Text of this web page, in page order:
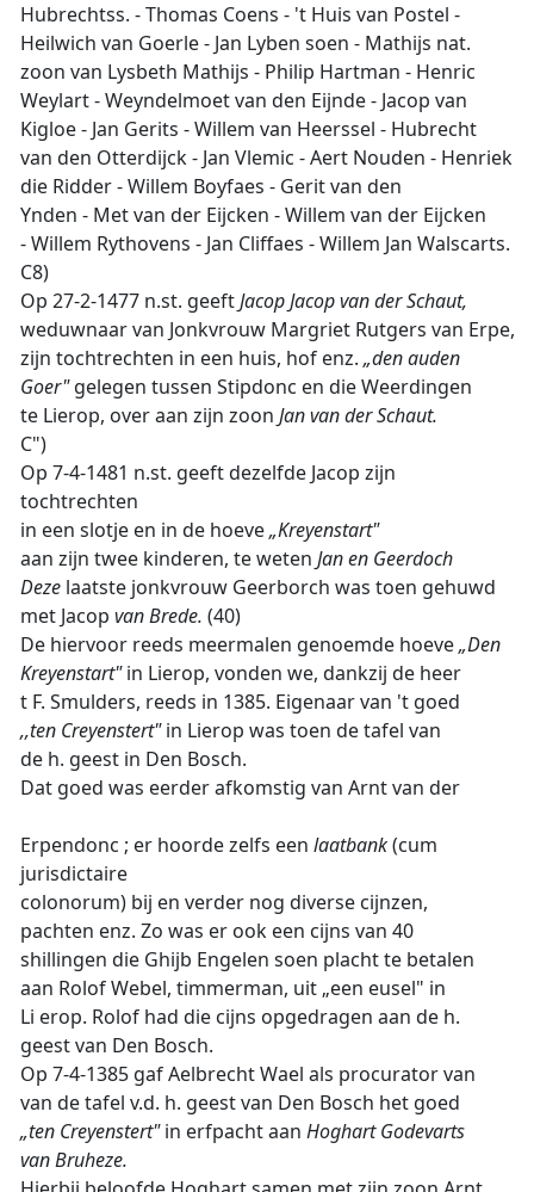
Hubrechtss. - Thomas Coens - 't Huis van Postel -
Heilwich van Goerle - Jan Lyben soen - Mathijs nat.
zoon van Lysbeth Mathijs - Philip Hartman - Henric
Weylart - Weyndelmoet van den Eijnde - Jacop van
Kigloe - Jan Gerits - Willem van Heerssel - Hubrecht
van den Otterdijck - Jan Vlemic - Aert Nouden - Henriek
die Ridder - Willem Boyfaes - Gerit van den
Ynden - Met van der Eijcken - Willem van der Eijcken
- Willem Rythovens - Jan Cliffaes - Willem Jan Walscarts.
C8)
Op 27-2-1477 n.st. geeftJacop Jacop van der Schaut,
weduwnaar van Jonkvrouw Margriet Rutgers van Erpe,
zijn tochtrechten in een huis, hof enz. „den auden
Goer"gelegen tussen Stipdonc en die Weerdingen
te Lierop, over aan zijn zoon Jan van der Schaut.
C")
Op 7-4-1481 n.st. geeft dezelfde Jacop zijn
tochtrechten
in een slotje en in de hoeve„Kreyenstart"
aan zijn twee kinderen, te weten Jan en Geerdoch
Deze laatste jonkvrouw Geerborch was toen gehuwd
met Jacop van Brede. (40)
De hiervoor reeds meermalen genoemde hoeve„Den
Kreyenstart"in Lierop, vonden we, dankzij de heer
t F. Smulders, reeds in 1385. Eigenaar van 't goed
,,ten Creyenstert"in Lierop was toen de tafel van
de h. geest in Den Bosch.
Dat goed was eerder afkomstig van Arnt van der
Erpendonc ; er hoorde zelfs een laatbank(cum
jurisdictaire
colonorum) bij en verder nog diverse cijnzen,
pachten enz. Zo was er ook een cijns van 40
shillingen die Ghijb Engelen soen placht te betalen
aan Rolof Webel, timmerman, uit „een eusel" in
Li erop. Rolof had die cijns opgedragen aan de h.
geest van Den Bosch.
Op 7-4-1385 gaf Aelbrecht Wael als procurator van
van de tafel v.d. h. geest van Den Bosch het goed
„ten Creyenstert"in erfpacht aan Hoghart Godevarts
van Bruheze.